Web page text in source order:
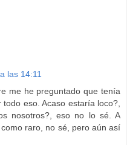
las 14:11
me he preguntado que tenía
eso. Acaso estaría loco?,
nosotros?, eso no lo sé. A
raro, no sé, pero aún así